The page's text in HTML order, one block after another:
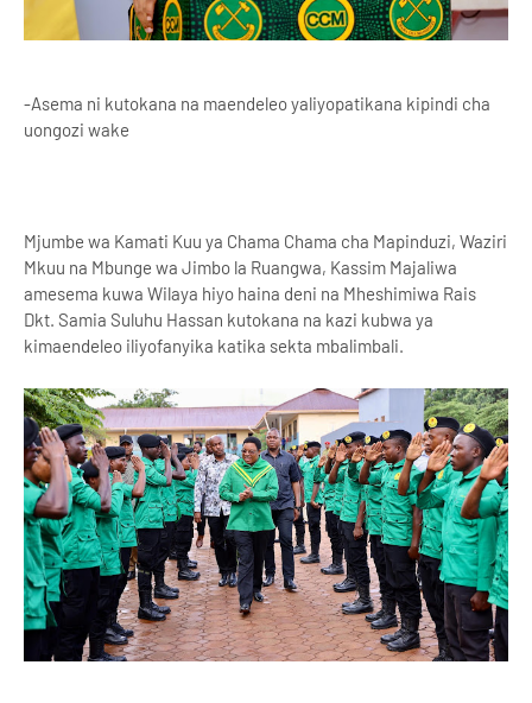
-Asema ni kutokana na maendeleo yaliyopatikana kipindi cha
uongozi wake
Mjumbe wa Kamati Kuu ya Chama Chama cha Mapinduzi, Waziri
Mkuu na Mbunge wa Jimbo la Ruangwa, Kassim Majaliwa
amesema kuwa Wilaya hiyo haina deni na Mheshimiwa Rais
Dkt. Samia Suluhu Hassan kutokana na kazi kubwa ya
kimaendeleo iliyofanyika katika sekta mbalimbali.